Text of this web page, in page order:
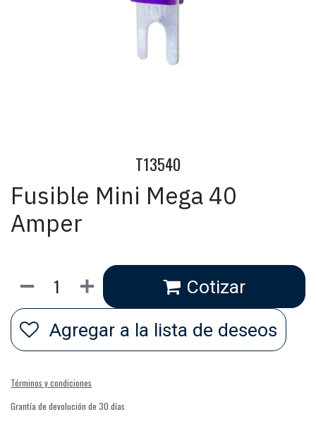
T13540
Fusible Mini Mega 40
Amper
Cotizar
Agregar a la lista de deseos
Términos y condiciones
Grantía de devolución de 30 días